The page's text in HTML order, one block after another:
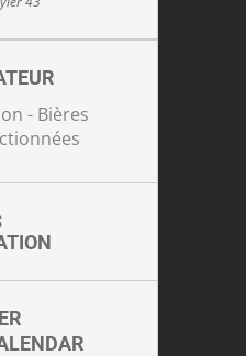
- Bières